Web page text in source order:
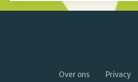
Over ons Privacy